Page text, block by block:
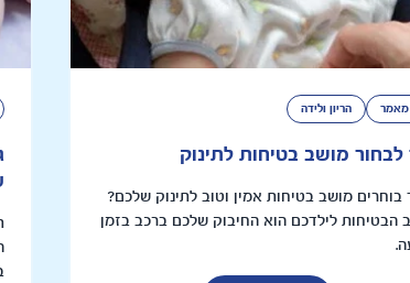
מאמר הריון ולידה
לבחור מושב בטיחות לתינוק
בוחרים מושב בטיחות אמין וטוב לתינוק שלכם?
הבטיחות לילדכם הוא החיבוק שלכם ברכב בזמן